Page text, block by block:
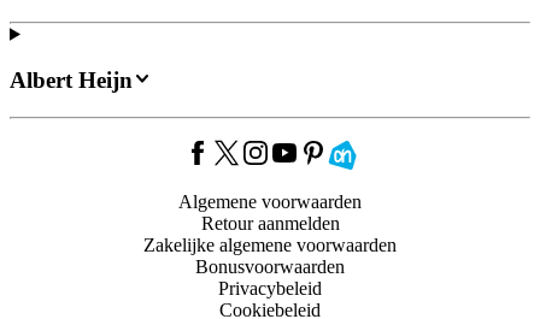
Albert Heijn
Algemene voorwaarden
Retour aanmelden
Zakelijke algemene voorwaarden
Bonusvoorwaarden
Privacybeleid
Cookiebeleid